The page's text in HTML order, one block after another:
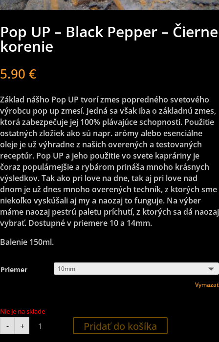
Pop UP – Black Pepper – Čierne
korenie
5.90 €
Základ nášho Pop UP tvorí zmes popredného svetového
výrobcu pop up zmesí. Jedná sa však iba o základnú zmes,
ktorá zabezpečuje jej 100% plávajúce schopnosti. Použitie
ostatných zložiek ako sú napr. arómy alebo esenciálne
oleje je už výhradne z našich overených a testovaných
receptúr. Pop UP a jeho použitie vo svete kapráriny je
čoraz populárnejšie a rybárom prináša mnoho krásnych
výsledkov. Tak ako pri love na dne, tak aj pri love nad
dnom je už dnes mnoho overených techník, z ktorých sme
niekoľko vyskúšali aj my a naozaj to funguje. Na výber
máme naozaj pestrú paletu príchutí, z ktorých sa dá naozaj
vybrať. Dostupné v priemere 10 a 14mm.
Balenie 150ml.
Priemer
Vymazať
Nie je na sklade
-
množstvo
Pop
UP
+ Pridať do košíka